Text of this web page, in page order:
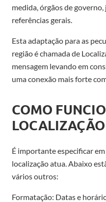
medida, órgãos de governo,
referências gerais.
Esta adaptação para as
região é chamada de
mensagem levando em
uma conexão mais forte
COMO
É importante especificar
localização atua. Abaixo
vários outros:
Formatação: Datas e